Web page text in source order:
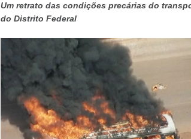
Um retrato das condições precárias do
do Distrito Federal